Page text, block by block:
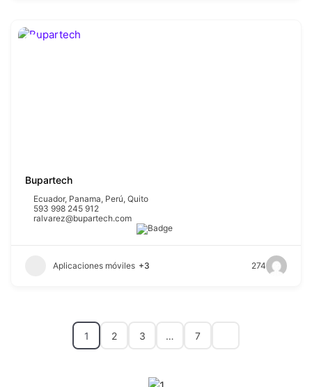
Bupartech
Ecuador, Panama, Perú, Quito
593 998 245 912
ralvarez@bupartech.com
Aplicaciones móviles +3 274
1 2 3 … 7